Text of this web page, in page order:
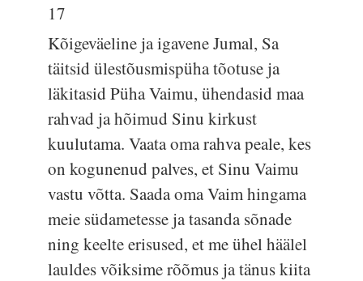
17
Kõigeväeline ja igavene Jumal, Sa
täitsid ülestõusmispüha tõotuse ja
läkitasid Püha Vaimu, ühendasid maa
rahvad ja hõimud Sinu kirkust
kuulutama. Vaata oma rahva peale, kes
on kogunenud palves, et Sinu Vaimu
vastu võtta. Saada oma Vaim hingama
meie südametesse ja tasanda sõnade
ning keelte erisused, et me ühel häälel
lauldes võiksime rõõmus ja tänus kiita